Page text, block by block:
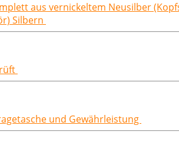
aus vernickeltem Neusilber
Silbern
und Gewährleistung